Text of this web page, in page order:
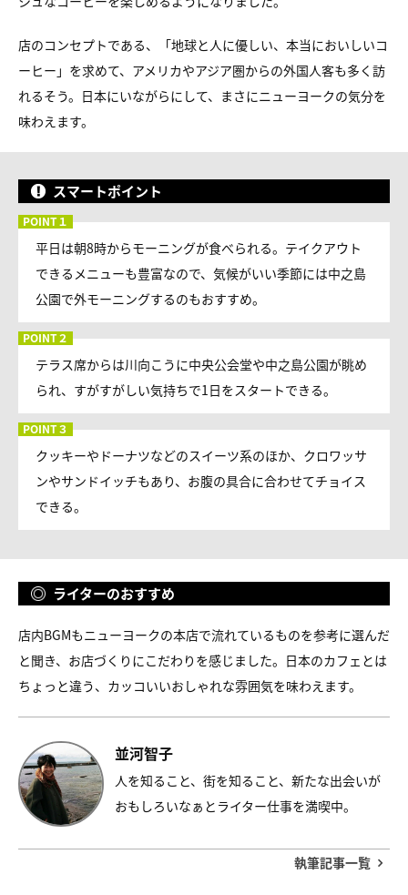
店のコンセプトである、「地球と人に優しい、本当においしいコ
ーヒー」を求めて、アメリカやアジア圏からの外国人客も多く訪
れるそう。日本にいながらにして、まさにニューヨークの気分を
味わえます。
スマートポイント
平日は朝8時からモーニングが食べられる。テイクアウト
できるメニューも豊富なので、気候がいい季節には中之島
公園で外モーニングするのもおすすめ。
テラス席からは川向こうに中央公会堂や中之島公園が眺め
られ、すがすがしい気持ちで1日をスタートできる。
クッキーやドーナツなどのスイーツ系のほか、クロワッサ
ンやサンドイッチもあり、お腹の具合に合わせてチョイス
できる。
ライターのおすすめ
店内BGMもニューヨークの本店で流れているものを参考に選んだ
と聞き、お店づくりにこだわりを感じました。日本のカフェとは
ちょっと違う、カッコいいおしゃれな雰囲気を味わえます。
並河智子
人を知ること、街を知ること、新たな出会いが
おもしろいなぁとライター仕事を満喫中。
執筆記事一覧